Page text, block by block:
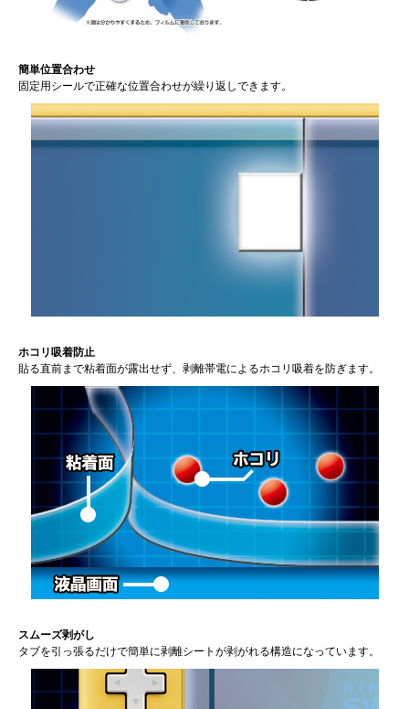
簡単位置合わせ
固定用シールで正確な位置合わせが繰り返しできます。
ホコリ吸着防止
貼る直前まで粘着面が露出せず、剥離帯電によるホコリ吸着を防ぎます。
スムーズ剥がし
タブを引っ張るだけで簡単に剥離シートが剥がれる構造になっています。